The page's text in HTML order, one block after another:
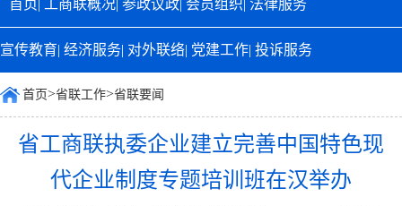
首页| 工商联概况| 参政议政| 会员组织| 法律服务
宣传教育| 经济服务| 对外联络| 党建工作| 投诉服务
首页>省联工作>省联要闻
省工商联执委企业建立完善中国特色现
代企业制度专题培训班在汉举办